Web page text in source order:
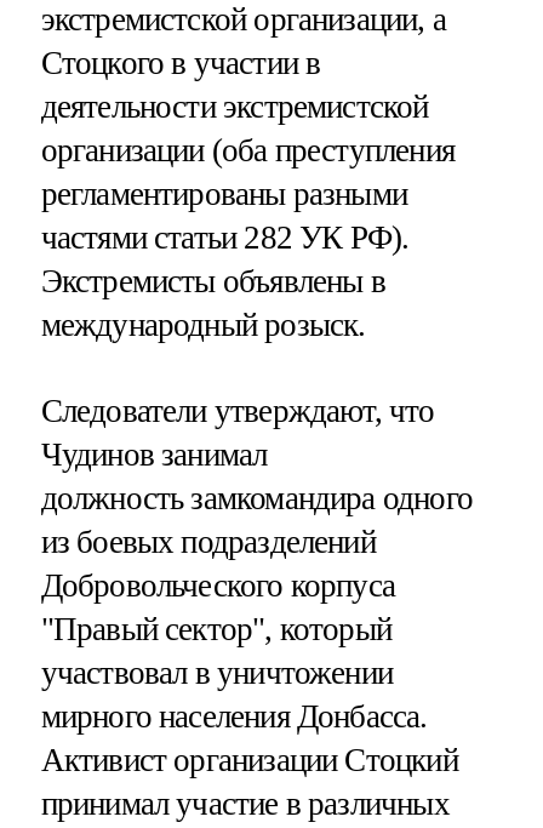
экстремистской организации, а
Стоцкого в участии в
деятельности экстремистской
организации (оба преступления
регламентированы разными
частями статьи 282 УК РФ).
Экстремисты объявлены в
международный розыск.
Следователи утверждают, что
Чудинов занимал
должность замкомандира одного
из боевых подразделений
Добровольческого корпуса
"Правый сектор", который
участвовал в уничтожении
мирного населения Донбасса.
Активист организации Стоцкий
принимал участие в различных